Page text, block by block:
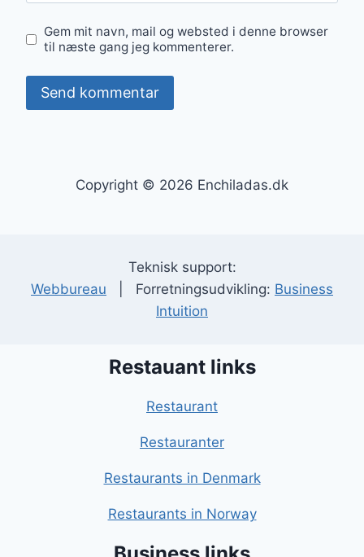
Gem mit navn, mail og websted i denne browser
til næste gang jeg kommenterer.
Copyright © 2026 Enchiladas.dk
Teknisk support:
Webbureau | Forretningsudvikling: Business
Intuition
Restauant links
Restaurant
Restauranter
Restaurants in Denmark
Restaurants in Norway